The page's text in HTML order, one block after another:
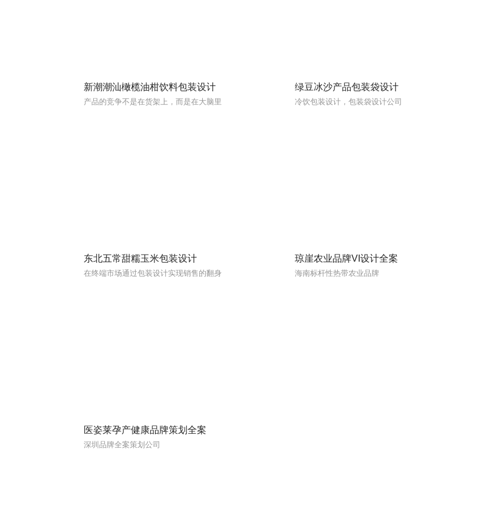
新潮潮汕橄榄油柑饮料包装设计
产品的竞争不是在货架上，而是在大脑里
绿豆冰沙产品包装袋设计
冷饮包装设计，包装袋设计公司
东北五常甜糯玉米包装设计
在终端市场通过包装设计实现销售的翻身
琼崖农业品牌VI设计全案
海南标杆性热带农业品牌
医姿莱孕产健康品牌策划全案
深圳品牌全案策划公司